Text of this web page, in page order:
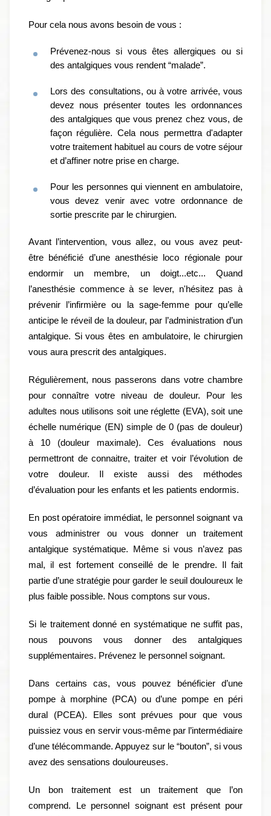
Pour cela nous avons besoin de vous :
Prévenez-nous si vous êtes allergiques ou si
des antalgiques vous rendent “malade”.
Lors des consultations, ou à votre arrivée, vous
devez nous présenter toutes les ordonnances
des antalgiques que vous prenez chez vous, de
façon régulière. Cela nous permettra d'adapter
votre traitement habituel au cours de votre séjour
et d’affiner notre prise en charge.
Pour les personnes qui viennent en ambulatoire,
vous devez venir avec votre ordonnance de
sortie prescrite par le chirurgien.
Avant l’intervention, vous allez, ou vous avez peut-
être bénéficié d’une anesthésie loco régionale pour
endormir un membre, un doigt...etc... Quand
l’anesthésie commence à se lever, n'hésitez pas à
prévenir l’infirmière ou la sage-femme pour qu’elle
anticipe le réveil de la douleur, par l’administration d’un
antalgique. Si vous êtes en ambulatoire, le chirurgien
vous aura prescrit des antalgiques.
Régulièrement, nous passerons dans votre chambre
pour connaître votre niveau de douleur. Pour les
adultes nous utilisons soit une réglette (EVA), soit une
échelle numérique (EN) simple de 0 (pas de douleur)
à 10 (douleur maximale). Ces évaluations nous
permettront de connaitre, traiter et voir l’évolution de
votre douleur. Il existe aussi des méthodes
d’évaluation pour les enfants et les patients endormis.
En post opératoire immédiat, le personnel soignant va
vous administrer ou vous donner un traitement
antalgique systématique. Même si vous n’avez pas
mal, il est fortement conseillé de le prendre. Il fait
partie d’une stratégie pour garder le seuil douloureux le
plus faible possible. Nous comptons sur vous.
Si le traitement donné en systématique ne suffit pas,
nous pouvons vous donner des antalgiques
supplémentaires. Prévenez le personnel soignant.
Dans certains cas, vous pouvez bénéficier d’une
pompe à morphine (PCA) ou d’une pompe en péri
dural (PCEA). Elles sont prévues pour que vous
puissiez vous en servir vous-même par l’intermédiaire
d’une télécommande. Appuyez sur le “bouton”, si vous
avez des sensations douloureuses.
Un bon traitement est un traitement que l’on
comprend. Le personnel soignant est présent pour